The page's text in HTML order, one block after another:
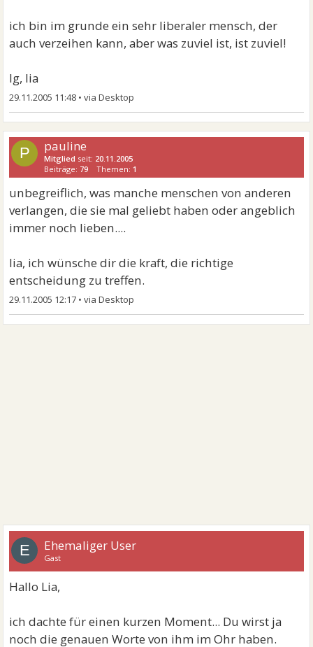
ich bin im grunde ein sehr liberaler mensch, der
auch verzeihen kann, aber was zuviel ist, ist zuviel!
lg, lia
29.11.2005 11:48 •
P pauline
Mitglied seit: 20.11.2005
Beiträge: 79 Themen: 1
unbegreiflich, was manche menschen von anderen
verlangen, die sie mal geliebt haben oder angeblich
immer noch lieben....
lia, ich wünsche dir die kraft, die richtige
entscheidung zu treffen.
29.11.2005 12:17 •
E Ehemaliger User
Gast
Hallo Lia,
ich dachte für einen kurzen Moment... Du wirst ja
noch die genauen Worte von ihm im Ohr haben.